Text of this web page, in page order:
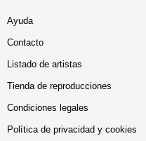
Ayuda
Contacto
Listado de artistas
Tienda de reproducciones
Condiciones legales
Política de privacidad y cookies